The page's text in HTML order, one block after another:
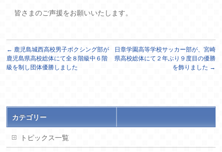
皆さまのご声援をお願いいたします。
← 鹿児島城西高校男子ボクシング部が
鹿児島県高校総体にて全８階級中６階
級を制し団体優勝しました
日章学園高等学校サッカー部が、宮崎
県高校総体にて２年ぶり９度目の優勝
を飾りました →
カテゴリー
トピックス一覧